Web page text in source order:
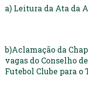
a) Leitura da Ata da
b)Aclamação da
vagas do Conselho
Futebol Clube para o